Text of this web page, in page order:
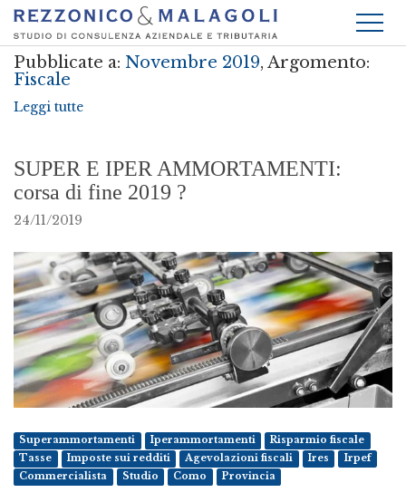
Pubblicate a: Novembre 2019, Argomento:
Fiscale
Leggi tutte
SUPER E IPER AMMORTAMENTI:
corsa di fine 2019 ?
24/11/2019
Superammortamenti Iperammortamenti
Risparmio fiscale
Tasse
Imposte sui redditi Agevolazioni fiscali Ires
Irpef
Commercialista
Studio Como Provincia